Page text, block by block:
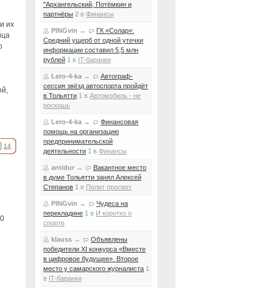
их
14
0
"Архангельский, Потёмкин и
партнёры 2 в Финансы
PINGvin →
ГК «Солар»:
Средний ущерб от одной утечки
информации составил 5,5 млн
рублей 1 в IT-баранки
Lero-4-ka →
Автограф-
сессия звёзд автоспорта пройдёт
в Тольятти 1 в Автомобиль - не
роскошь
Lero-4-ka →
Финансовая
помощь на организацию
предпринимательской
деятельности 1 в Финансы
antidur →
Вакантное место
в думе Тольятти занял Алексей
Степанов 1 в Полит просвет
PINGvin →
Чудеса на
перекладине 1 в И коротко о
спорте
klauss →
Объявлены
победители XI конкурса «Вместе
в цифровое будущее». Второе
место у самарского журналиста 1
в IT-баранки